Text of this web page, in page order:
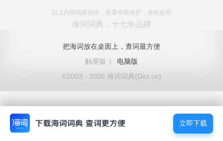
以上内容独家创作，受著作权保护，侵权必究
海词词典，十七年品牌
把海词放在桌面上，查词最方便
触屏版
|
电脑版
©2003 - 2026 海词词典(Dict.cn)
立即下载
立即下载